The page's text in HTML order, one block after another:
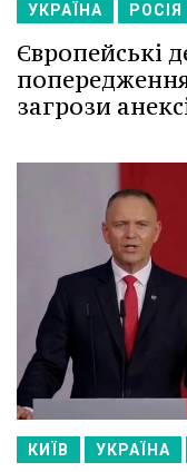
УКРАЇНА РОСІЯ
Європейські
загрози
КИЇВ УКРАЇНА